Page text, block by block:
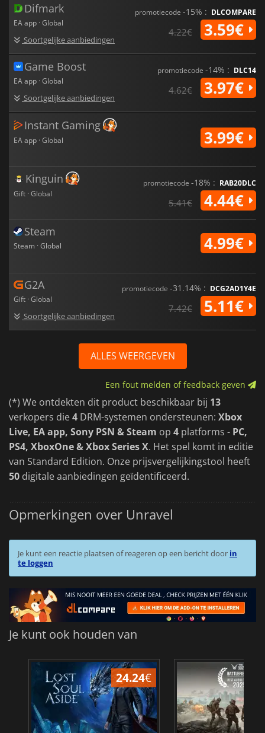
Difmark
EA app · Global
Soortgelijke aanbiedingen
promotiecode -15% : DLCOMPARE
4.22€ 3.59€
Game Boost
EA app · Global
Soortgelijke aanbiedingen
promotiecode -14% : DLC14
4.62€ 3.97€
Instant Gaming
EA app · Global 3.99€
Kinguin
Gift · Global
promotiecode -18% : RAB20DLC
5.41€ 4.44€
Steam
Steam · Global 4.99€
G2A
Gift · Global
Soortgelijke aanbiedingen
promotiecode -31.14% : DCG2AD1Y4E
7.42€ 5.11€
ALLES WEERGEVEN
Een fout melden of feedback geven
(*) We ontdekten dit product beschikbaar bij 13
verkopers die4 DRM-systemen ondersteunen: Xbox
Live, EA app, Sony PSN & Steam op 4 platforms - PC,
PS4, XboxOne & Xbox Series X. Het spel komt in editie
van Standard Edition. Onze prijsvergelijkingstool heeft
50 digitale aanbiedingen geïdentificeerd.
Opmerkingen over Unravel
Je kunt een reactie plaatsen of reageren op een bericht door in
te loggen
Je kunt ook houden van
24.24€